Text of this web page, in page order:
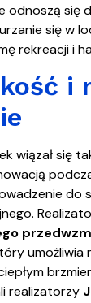
odnoszą się
się w
rekreacji i
i
wiązał się
do
umożliwia
realizatorzy